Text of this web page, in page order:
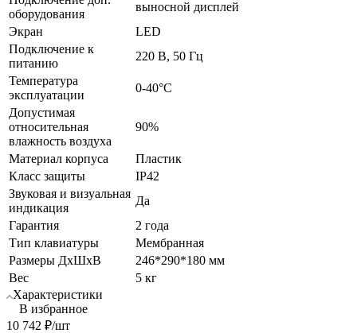
оборудования
выносной дисплей
Экран
LED
Подключение к
питанию
220 В, 50 Гц
Температура
эксплуатации
0-40°С
Допустимая
относительная
влажность воздуха
90%
Материал корпуса
Пластик
Класс защиты
IP42
Звуковая и визуальная
индикация
Да
Гарантия
2 года
Тип клавиатуры
Мембранная
Размеры ДхШхВ
246*290*180 мм
Вес
5 кг
Характеристики
В избранное
10 742 ₽/шт